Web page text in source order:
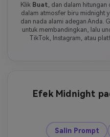
Klik Buat , dan dalam
dalam atmosfer biru midnight
dan nada alami adegan Anda.
untuk membandingkan, lalu
TikTok, Instagram, atau
Efek Midnight
Salin Prompt